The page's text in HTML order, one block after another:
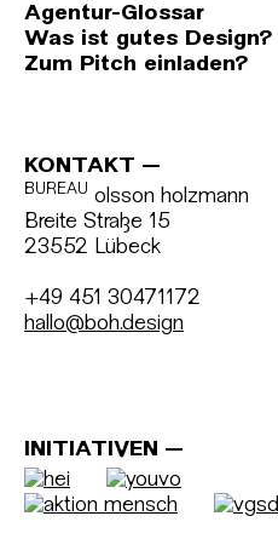
Agentur-Glossar
Was ist gutes Design?
Zum Pitch einladen?
KONTAKT
BUREAU olsson holzmann
Breite Straße 15
23552 Lübeck
+49 451 30471172
hallo@boh.design
INITIATIVEN